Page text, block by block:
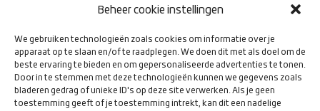
Beheer cookie instellingen
We gebruiken technologieën zoals cookies om informatie over je
apparaat op te slaan en/of te raadplegen. We doen dit met als doel om de
beste ervaring te bieden en om gepersonaliseerde advertenties te tonen.
Door in te stemmen met deze technologieën kunnen we gegevens zoals
bladeren gedrag of unieke ID's op deze site verwerken. Als je geen
toestemming geeft of je toestemming intrekt, kan dit een nadelige
CONTACT